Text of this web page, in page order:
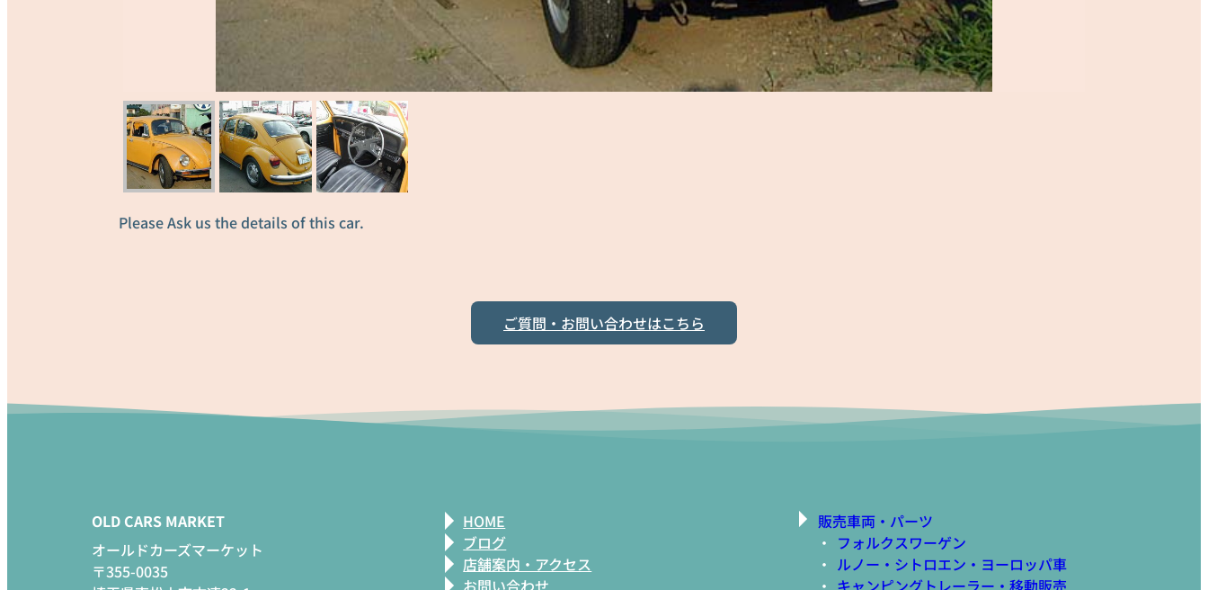
Please Ask us the details of this car.
ご質問・お問い合わせはこちら
OLD CARS MARKET
オールドカーズマーケット
〒355-0035
HOME
ブログ
店舗案内・アクセス
お問い合わせ
販売車両・パーツ
フォルクスワーゲン
ルノー・シトロエン・ヨーロッパ車
キャンピングトレーラー・移動販売